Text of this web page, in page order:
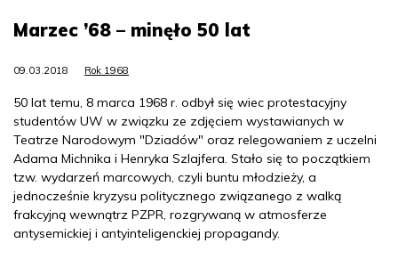
Marzec ’68 – minęło 50 lat
09.03.2018 Rok 1968
50 lat temu, 8 marca 1968 r. odbył się wiec protestacyjny
studentów UW w związku ze zdjęciem wystawianych w
Teatrze Narodowym "Dziadów" oraz relegowaniem z uczelni
Adama Michnika i Henryka Szlajfera. Stało się to początkiem
tzw. wydarzeń marcowych, czyli buntu młodzieży, a
jednocześnie kryzysu politycznego związanego z walką
frakcyjną wewnątrz PZPR, rozgrywaną w atmosferze
antysemickiej i antyinteligenckiej propagandy.